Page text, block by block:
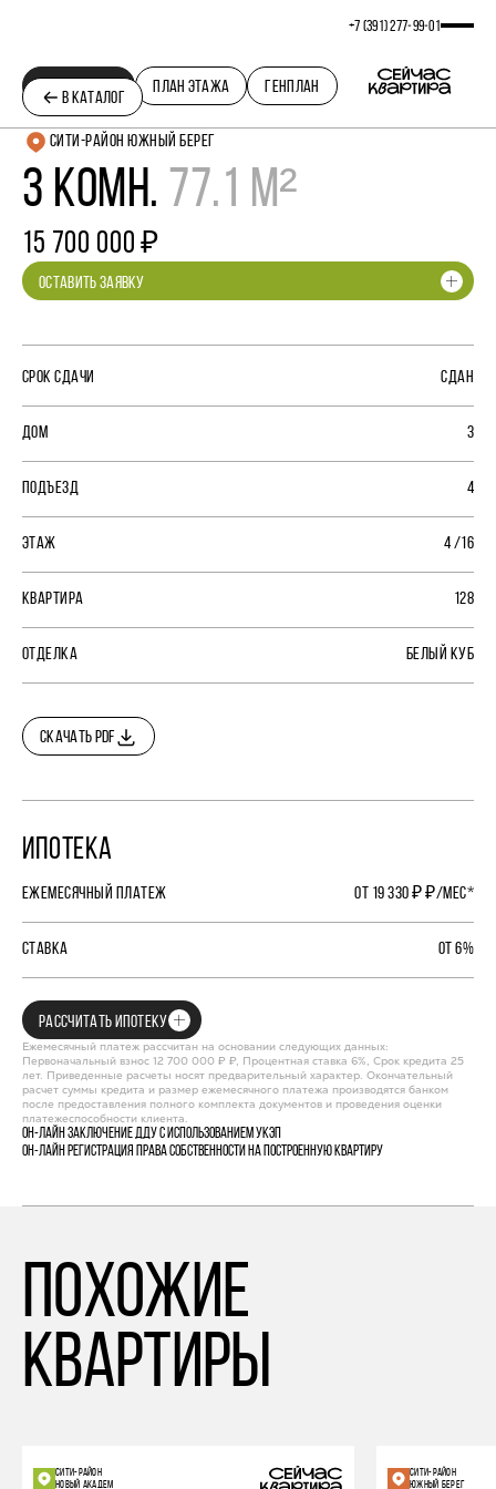
+7 (391) 277‒99‒01
В КАТАЛОГ
ПЛАНИРОВКА ПЛАН ЭТАЖА ГЕНПЛАН
СИТИ-РАЙОН ЮЖНЫЙ БЕРЕГ
3 КОМН. 77.1 М²
15 700 000 ₽
ОСТАВИТЬ ЗАЯВКУ
СРОК СДАЧИ СДАН
ДОМ 3
ПОДЪЕЗД 4
ЭТАЖ 4 /16
КВАРТИРА 128
ОТДЕЛКА БЕЛЫЙ КУБ
СКАЧАТЬ PDF
ИПОТЕКА
ЕЖЕМЕСЯЧНЫЙ ПЛАТЕЖ ОТ 19 330 ₽ ₽/МЕС*
СТАВКА ОТ 6%
РАССЧИТАТЬ ИПОТЕКУ
Ежемесячный платеж рассчитан на основании следующих данных:
Первоначальный взнос 12 700 000 ₽ ₽, Процентная ставка 6%, Срок кредита 25
лет. Приведенные расчеты носят предварительный характер. Окончательный
расчет суммы кредита и размер ежемесячного платежа производятся банком
после предоставления полного комплекта документов и проведения оценки
платежеспособности клиента.
Он-лайн заключение ДДУ с использованием УКЭП
Он-лайн регистрация права собственности на построенную квартиру
похожие
квартиры
СИТИ-РАЙОН
НОВЫЙ АКАДЕМ
СИТИ-РАЙОН
ЮЖНЫЙ БЕРЕГ